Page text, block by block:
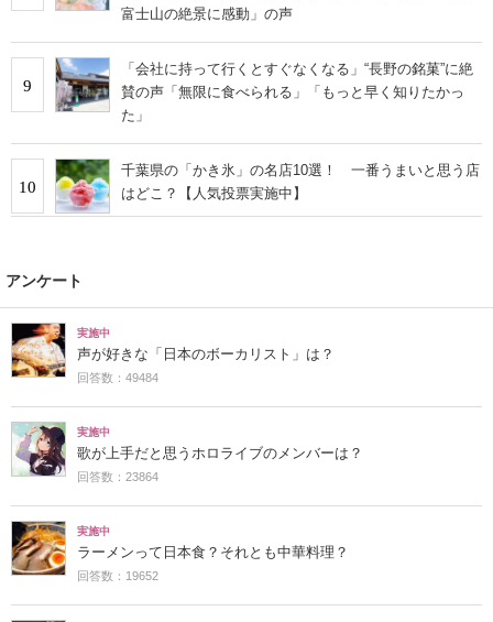
富士山の絶景に感動」の声
9
「会社に持って行くとすぐなくなる」“長野の銘菓”に絶
賛の声「無限に食べられる」「もっと早く知りたかっ
た」
10
千葉県の「かき氷」の名店10選！ 一番うまいと思う店
はどこ？【人気投票実施中】
アンケート
実施中
声が好きな「日本のボーカリスト」は？
回答数：49484
実施中
歌が上手だと思うホロライブのメンバーは？
回答数：23864
実施中
ラーメンって日本食？それとも中華料理？
回答数：19652